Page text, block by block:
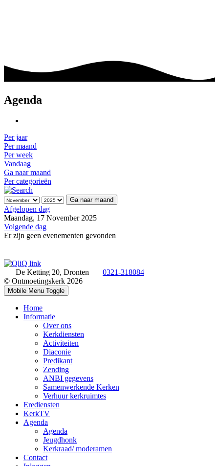
Agenda
Per jaar
Per maand
Per week
Vandaag
Ga naar maand
Per categorieën
Ga naar maand
Afgelopen dag
Maandag, 17 November 2025
Volgende dag
Er zijn geen evenementen gevonden
De Ketting 20, Dronten
0321-318084
© Ontmoetingskerk 2026
Mobile Menu Toggle
Home
Informatie
Over ons
Kerkdiensten
Activiteiten
Diaconie
Predikant
Zending
ANBI gegevens
Samenwerkende Kerken
Verhuur kerkruimtes
Erediensten
KerkTV
Agenda
Agenda
Jeugdhonk
Kerkraad/ moderamen
Contact